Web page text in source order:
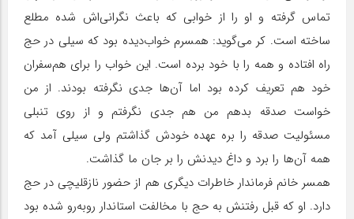
تماس گرفته و او را از خوابی که باعث نگرانی‌اش شده مطلع
ساخته است. کر می‌گوید: همسرم خواب‌دیده بود که سیلی در حج
راه افتاده و همه را با خود برده است. این خواب را برای هم‌سفران
خود هم تعریف کرده بود اما آن‌ها جدی نگرفته بودند. از من
خواست صدقه بدهم من هم جدی نگرفتم و از روی تنبلی
مسئولیت صدقه را بره عهده خودش گذاشتم ولی سیلی آمد که
همه آن‌ها را برد و داغ دیدنش را بر جان ما گذاشت.
همسر خانم فرماندار خاطرات دیگری هم از حضور نازقلیچی در حج
دارد. او که قبل رفتنش به حج با مخالفت استاندار روبه‌رو شده بود